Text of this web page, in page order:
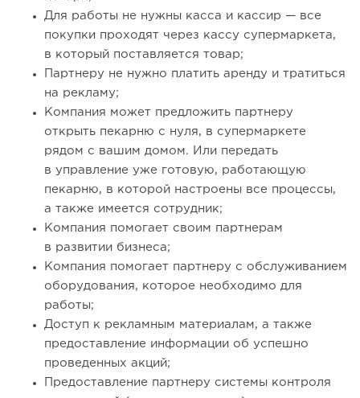
Для работы не нужны касса и кассир — все
покупки проходят через кассу супермаркета,
в который поставляется товар;
Партнеру не нужно платить аренду и тратиться
на рекламу;
Компания может предложить партнеру
открыть пекарню с нуля, в супермаркете
рядом с вашим домом. Или передать
в управление уже готовую, работающую
пекарню, в которой настроены все процессы,
а также имеется сотрудник;
Компания помогает своим партнерам
в развитии бизнеса;
Компания помогает партнеру с обслуживанием
оборудования, которое необходимо для
работы;
Доступ к рекламным материалам, а также
предоставление информации об успешно
проведенных акций;
Предоставление партнеру системы контроля